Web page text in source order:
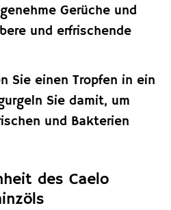
Gerüche und
und erfrischende
Sie einen Tropfen in ein
Sie damit, um
und Bakterien
des Caelo